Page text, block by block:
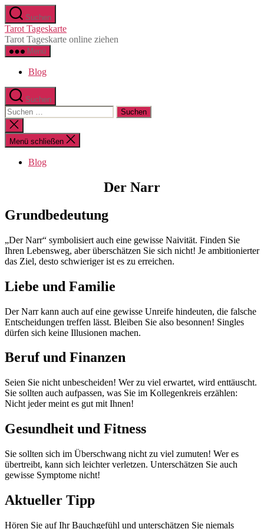
Zum
Inhalt
springen
Suchen
Tarot Tageskarte
Tarot Tageskarte online ziehen
Menü
Blog
Suchen
Suchen
nach:
Suche
schließen
Menü schließen
Blog
Der Narr
Grundbedeutung
„Der Narr“ symbolisiert auch eine gewisse Naivität. Finden Sie
Ihren Lebensweg, aber überschätzen Sie sich nicht! Je ambitionierter
das Ziel, desto schwieriger ist es zu erreichen.
Liebe und Familie
Der Narr kann auch auf eine gewisse Unreife hindeuten, die falsche
Entscheidungen treffen lässt. Bleiben Sie also besonnen! Singles
dürfen sich keine Illusionen machen.
Beruf und Finanzen
Seien Sie nicht unbescheiden! Wer zu viel erwartet, wird enttäuscht.
Sie sollten auch aufpassen, was Sie im Kollegenkreis erzählen:
Nicht jeder meint es gut mit Ihnen!
Gesundheit und Fitness
Sie sollten sich im Überschwang nicht zu viel zumuten! Wer es
übertreibt, kann sich leichter verletzen. Unterschätzen Sie auch
gewisse Symptome nicht!
Aktueller Tipp
Hören Sie auf Ihr Bauchgefühl und unterschätzen Sie niemals